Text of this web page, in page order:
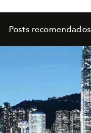
Posts recomendados